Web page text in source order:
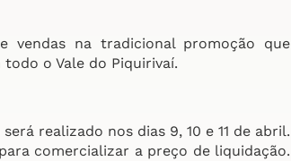
vendas na tradicional promoção que
o Vale do Piquirivaí.
realizado nos dias 9, 10 e 11 de abril.
comercializar a preço de liquidação.